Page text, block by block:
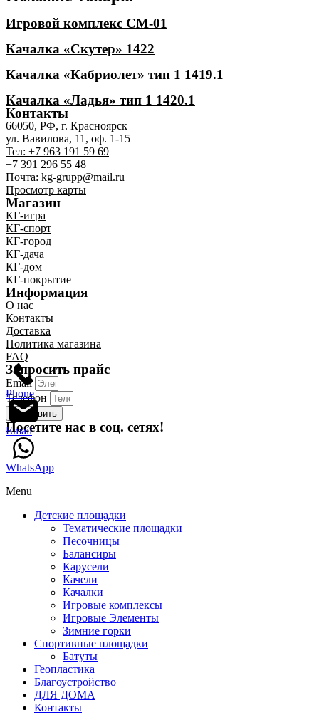
Игровой комплекс СМ-01
Качалка «Скутер» 1422
Качалка «Кабриолет» тип 1 1419.1
Качалка «Ладья» тип 1 1420.1
Контакты
66050, РФ, г. Красноярск
ул. Вавилова, 11, оф. 1-15
Тел: +7 963 191 59 69
+7 391 296 55 48
Почта: kg-grupp@mail.ru
Просмотр карты
Магазин
КГ-игра
КГ-спорт
КГ-город
КГ-дача
КГ-дом
КГ-покрытие
Информация
О нас
Контакты
Доставка
Политика магазина
FAQ
Phone
Email
WhatsApp
Запросить прайс
Email
Телефон
Отправить
Посетите нас в соц. сетях!
Menu
Детские площадки
Тематические площадки
Песочницы
Балансиры
Карусели
Качели
Качалки
Игровые комплексы
Игровые Элементы
Зимние горки
Спортивные площадки
Батуты
Геопластика
Благоустройство
ДЛЯ ДОМА
Контакты